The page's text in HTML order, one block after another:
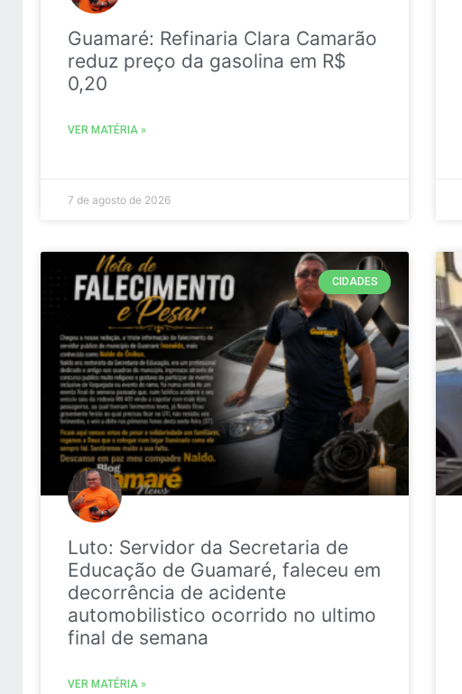
Guamaré: Refinaria Clara Camarão
reduz preço da gasolina em R$
0,20
VER MATÉRIA »
7 de agosto de 2026
CIDADES
Luto: Servidor da Secretaria de
Educação de Guamaré, faleceu em
decorrência de acidente
automobilistico ocorrido no ultimo
final de semana
VER MATÉRIA »